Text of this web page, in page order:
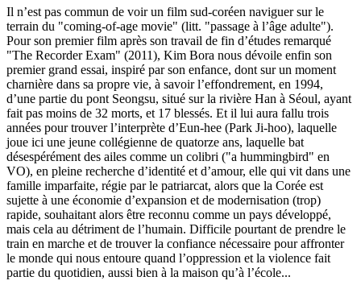
Il n’est pas commun de voir un film sud-coréen naviguer sur le
terrain du "coming-of-age movie" (litt. "passage à l’âge adulte").
Pour son premier film après son travail de fin d’études remarqué
"The Recorder Exam" (2011), Kim Bora nous dévoile enfin son
premier grand essai, inspiré par son enfance, dont sur un moment
charnière dans sa propre vie, à savoir l’effondrement, en 1994,
d’une partie du pont Seongsu, situé sur la rivière Han à Séoul, ayant
fait pas moins de 32 morts, et 17 blessés. Et il lui aura fallu trois
années pour trouver l’interprète d’Eun-hee (Park Ji-hoo), laquelle
joue ici une jeune collégienne de quatorze ans, laquelle bat
désespérément des ailes comme un colibri ("a hummingbird" en
VO), en pleine recherche d’identité et d’amour, elle qui vit dans une
famille imparfaite, régie par le patriarcat, alors que la Corée est
sujette à une économie d’expansion et de modernisation (trop)
rapide, souhaitant alors être reconnu comme un pays développé,
mais cela au détriment de l’humain. Difficile pourtant de prendre le
train en marche et de trouver la confiance nécessaire pour affronter
le monde qui nous entoure quand l’oppression et la violence fait
partie du quotidien, aussi bien à la maison qu’à l’école...